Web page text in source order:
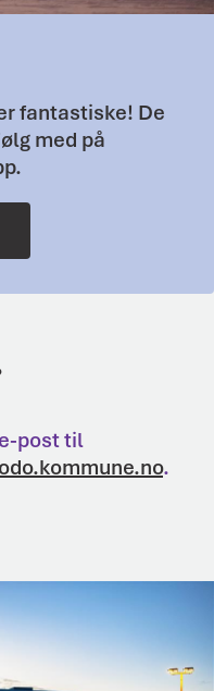
fantastiske! De
med på
post til
.